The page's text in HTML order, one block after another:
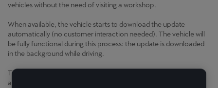
vehicles without the need of visiting a workshop.
When available, the vehicle starts to download the update
automatically (no customer interaction needed). The vehicle will
be fully functional during this process: the update is downloaded
in the background while driving.
Then, a pop-up appears to notify the customer a new update is
available.